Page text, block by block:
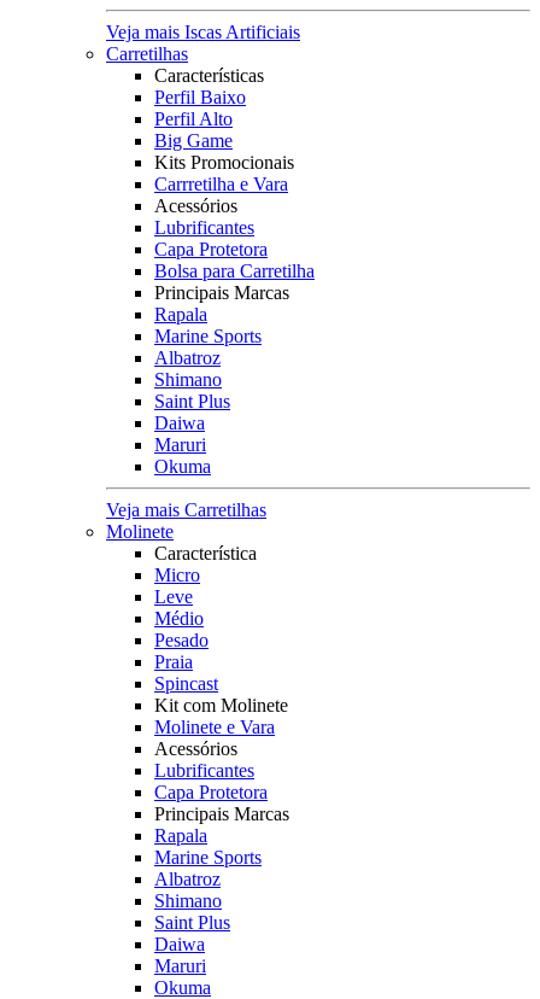
Veja mais Iscas Artificiais
Carretilhas
Características
Perfil Baixo
Perfil Alto
Big Game
Kits Promocionais
Carrretilha e Vara
Acessórios
Lubrificantes
Capa Protetora
Bolsa para Carretilha
Principais Marcas
Rapala
Marine Sports
Albatroz
Shimano
Saint Plus
Daiwa
Maruri
Okuma
Veja mais Carretilhas
Molinete
Característica
Micro
Leve
Médio
Pesado
Praia
Spincast
Kit com Molinete
Molinete e Vara
Acessórios
Lubrificantes
Capa Protetora
Principais Marcas
Rapala
Marine Sports
Albatroz
Shimano
Saint Plus
Daiwa
Maruri
Okuma